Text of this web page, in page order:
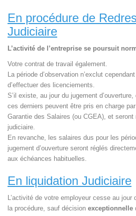
En procédure de
Judiciaire
L’activité de l’entreprise se poursuit
Votre contrat de travail également.
La période d’observation n’exclut
d’effectuer des licenciements.
S’il existe, au jour du jugement
ces derniers peuvent être pris en charge
Garantie des Salaires (ou CGEA), et seront
judiciaire.
En revanche, les salaires dus pour les
jugement d’ouverture seront réglés
aux échéances habituelles.
En liquidation Judiciaire
L’activité de votre employeur cesse au jour
la procédure, sauf décision exceptionnelle